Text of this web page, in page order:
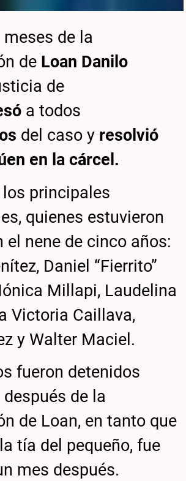
de la
de Loan Danilo
de
a todos
del caso y resolvió
en la cárcel.
principales
quienes estuvieron
el nene de cinco años:
Daniel “Fierrito”
Millapi, Laudelina
Victoria Caillava,
y Walter Maciel.
fueron detenidos
de la
de Loan, en tanto que
tía del pequeño, fue
mes después.